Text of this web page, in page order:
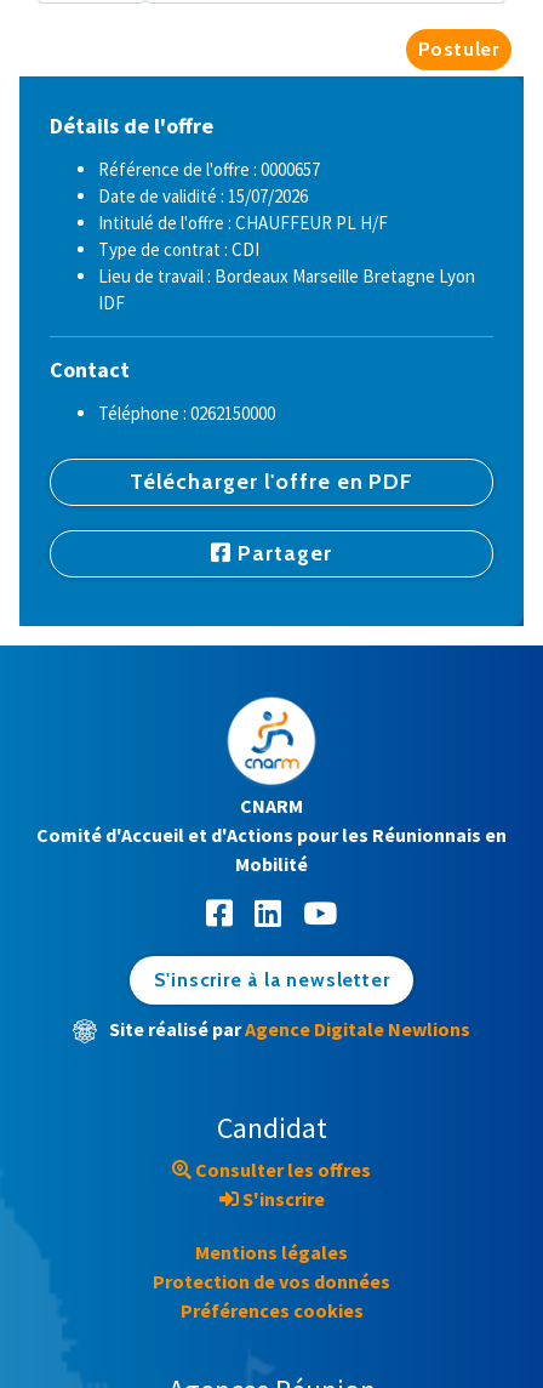
Postuler
Détails de l'offre
Référence de l'offre : 0000657
Date de validité : 15/07/2026
Intitulé de l'offre : CHAUFFEUR PL H/F
Type de contrat : CDI
Lieu de travail : Bordeaux Marseille Bretagne Lyon
IDF
Contact
Téléphone : 0262150000
Télécharger l'offre en PDF
Partager
CNARM
Comité d'Accueil et d'Actions pour les Réunionnais en
Mobilité
S'inscrire à la newsletter
Site réalisé parAgence Digitale Newlions
Candidat
Consulter les offres
S'inscrire
Mentions légales
Protection de vos données
Préférences cookies